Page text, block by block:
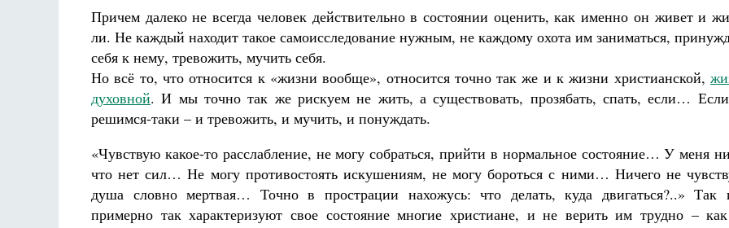
Причем далеко не всегда человек действительно в состоянии оценить, как именно он живет и
ли. Не каждый находит такое самоисследование нужным, не каждому охота им заниматься,
себя к нему, тревожить, мучить себя.
Но всё то, что относится к «жизни вообще», относится точно так же и к жизни христианской,
духовной. И мы точно так же рискуем не жить, а существовать, прозябать, спать, если…
решимся-таки – и тревожить, и мучить, и понуждать.
«Чувствую какое-то расслабление, не могу собраться, прийти в нормальное состояние… У меня
что нет сил… Не могу противостоять искушениям, не могу бороться с ними… Ничего не
душа словно мертвая… Точно в прострации нахожусь: что делать, куда двигаться?..» Так
примерно так характеризуют свое состояние многие христиане, и не верить им трудно –
Кирилл Мурышев